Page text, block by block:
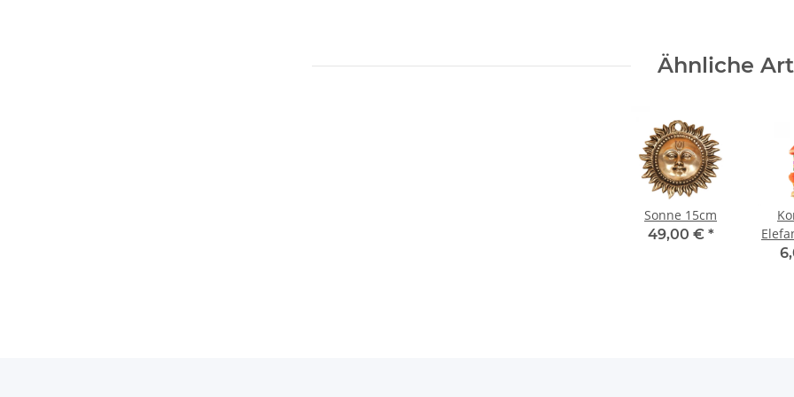
Ähnliche
Sonne 15cm
49,00 € *
5